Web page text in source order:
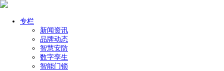
专栏
新闻资讯
品牌动态
智慧安防
数字孪生
智能门锁